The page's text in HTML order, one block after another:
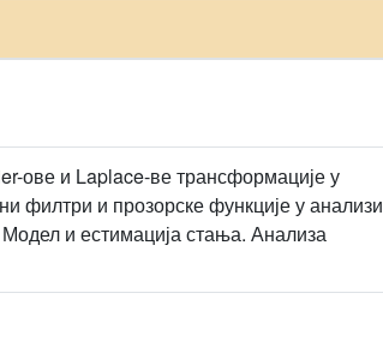
ове и Laplace-ве трансформације у
филтри и прозорске функције у анализи
и естимација стања. Анализа